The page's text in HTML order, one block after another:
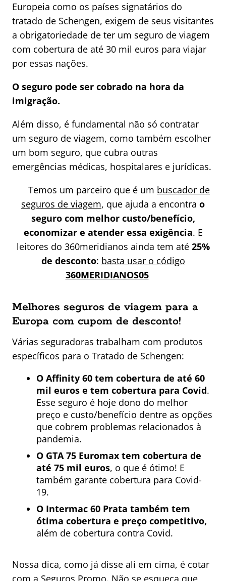
Europeia como os países signatários do
tratado de Schengen, exigem de seus visitantes
a obrigatoriedade de ter um seguro de viagem
com cobertura de até 30 mil euros para viajar
por essas nações.
O seguro pode ser cobrado na hora da
imigração.
Além disso, é fundamental não só contratar
um seguro de viagem, como também escolher
um bom seguro, que cubra outras
emergências médicas, hospitalares e jurídicas.
Temos um parceiro que é um buscador de
seguros de viagem, que ajuda a encontra o
seguro com melhor custo/benefício,
economizar e atender essa exigência. E
leitores do 360meridianos ainda tem até 25%
de desconto: basta usar o código
360MERIDIANOS05
Melhores seguros de viagem para a
Europa com cupom de desconto!
Várias seguradoras trabalham com produtos
específicos para o Tratado de Schengen:
O Affinity 60 tem cobertura de até 60
mil euros e tem cobertura para Covid.
Esse seguro é hoje dono do melhor
preço e custo/benefício dentre as opções
que cobrem problemas relacionados à
pandemia.
O GTA 75 Euromax tem cobertura de
até 75 mil euros, o que é ótimo! E
também garante cobertura para Covid-
19.
O Intermac 60 Prata também tem
ótima cobertura e preço competitivo,
além de cobertura contra Covid.
Nossa dica, como já disse ali em cima, é cotar